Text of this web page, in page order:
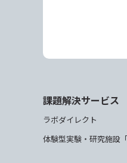
課題解決サービス
ラボダイレクト
体験型実験・研究施設